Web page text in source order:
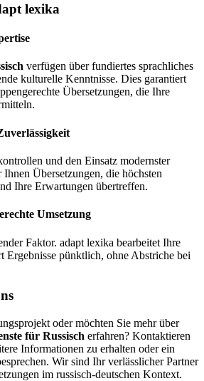
lexika
verfügen über fundiertes sprachliches
kulturelle Kenntnisse. Dies garantiert
Übersetzungen, die Ihre
und den Einsatz modernster
Übersetzungen, die höchsten
Ihre Erwartungen übertreffen.
Umsetzung
Faktor. adapt lexika bearbeitet Ihre
Ergebnisse pünktlich, ohne Abstriche bei
oder möchten Sie mehr über
für Russisch erfahren? Kontaktieren
Informationen zu erhalten oder ein
Wir sind Ihr verlässlicher Partner
im russisch-deutschen Kontext.